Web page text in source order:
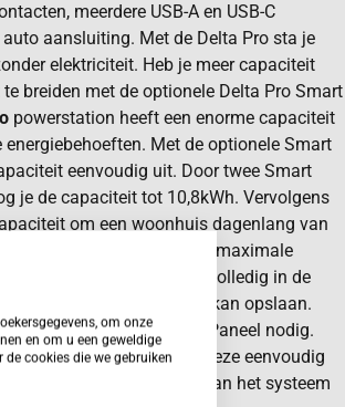
meerdere USB-A en USB-C
aansluiting. Met de Delta Pro sta je
elektriciteit. Heb je meer capaciteit
breiden met de optionele Delta Pro Smart
powerstation heeft een enorme capaciteit
Met de optionele Smart
eenvoudig uit. Door twee Smart
je de capaciteit tot 10,8kWh. Vervolgens
om een woonhuis dagenlang van
is uit te breiden tot een maximale
Pro is een systeem dat volledig in de
van zonnepanelen kan opslaan.
verkrijgbaar Smart Home Paneel nodig.
opgeslagen dan kan deze eenvoudig
woning. Uitbreiden van het systeem
om onze
en om u een geweldige
cookies die we gebruiken